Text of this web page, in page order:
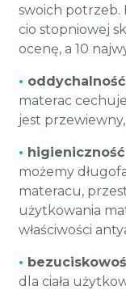
swoich potrzeb.
cio stopniowej
ocenę, a 10
• oddychalność
materac
jest
• higieniczność
możemy
materacu,
użytkowania
właściwości
•
dla ciała